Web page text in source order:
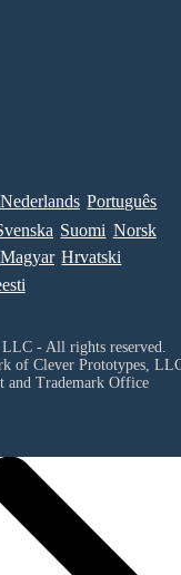
Nederlands Português
Suomi Norsk
Magyar Hrvatski
- All rights reserved.
of Clever Prototypes,
and Trademark Office